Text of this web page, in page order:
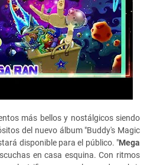
más bellos y nostálgicos siendo
del nuevo álbum "Buddy's Magic
disponible para el público. "Mega
en casa esquina. Con ritmos